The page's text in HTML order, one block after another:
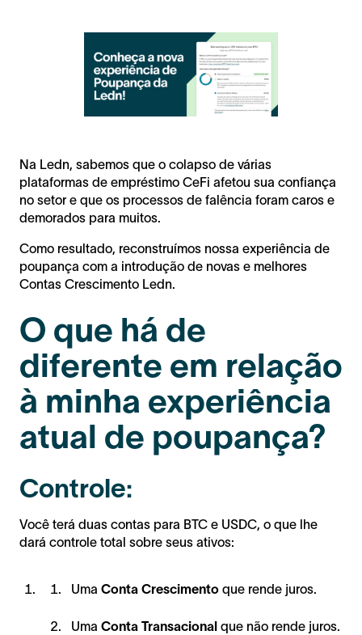
Na Ledn, sabemos que o colapso de várias
plataformas de empréstimo CeFi afetou sua confiança
no setor e que os processos de falência foram caros e
demorados para muitos.
Como resultado, reconstruímos nossa experiência de
poupança com a introdução de novas e melhores
Contas Crescimento Ledn.
O que há de
diferente em relação
à minha experiência
atual de poupança?
Controle:
Você terá duas contas para BTC e USDC, o que lhe
dará controle total sobre seus ativos:
Uma Conta Crescimento que rende juros.
Uma Conta Transacional que não rende juros.